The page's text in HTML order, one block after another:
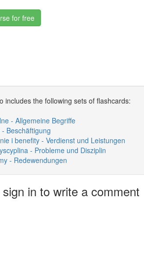
for free
includes the following sets of flashcards:
- Allgemeine Begriffe
Beschäftigung
i benefity - Verdienst und Leistungen
- Probleme und Disziplin
- Redewendungen
in to write a comment